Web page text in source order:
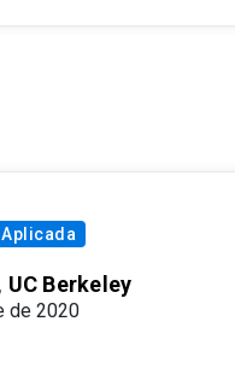
UC Berkeley
de 2020